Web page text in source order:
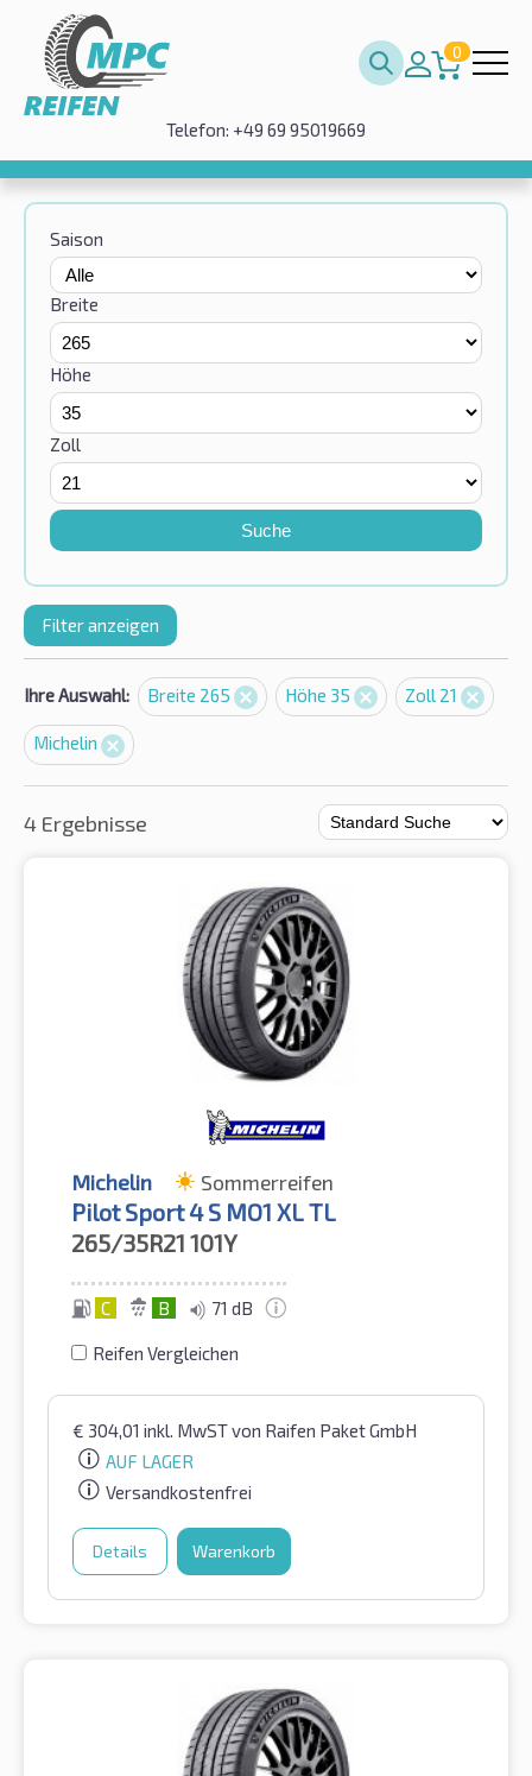
0
Telefon: +49 69 95019669
Saison
Breite
Höhe
Zoll
Suche
Filter anzeigen
Ihre Auswahl: Breite 265 Höhe 35 Zoll 21
Michelin
4 Ergebnisse
Michelin Sommerreifen
Pilot Sport 4 S MO1 XL TL
265/35R21 101Y
C B 71 dB
Reifen Vergleichen
€ 304,01 inkl. MwSTvon Raifen Paket GmbH
AUF LAGER
Versandkostenfrei
Details Warenkorb